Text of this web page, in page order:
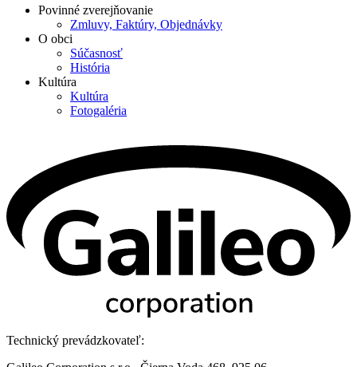
Povinné zverejňovanie
Zmluvy, Faktúry, Objednávky
O obci
Súčasnosť
História
Kultúra
Kultúra
Fotogaléria
Technický prevádzkovateľ: